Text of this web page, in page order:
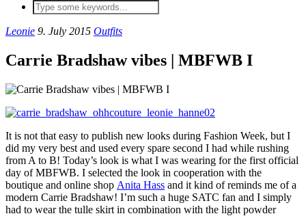
Leonie 9. July 2015 Outfits
Carrie Bradshaw vibes | MBFWB I
It is not that easy to publish new looks during Fashion Week, but I
did my very best and used every spare second I had while rushing
from A to B! Today’s look is what I was wearing for the first official
day of MBFWB. I selected the look in cooperation with the
boutique and online shop Anita Hass and it kind of reminds me of a
modern Carrie Bradshaw! I’m such a huge SATC fan and I simply
had to wear the tulle skirt in combination with the light powder